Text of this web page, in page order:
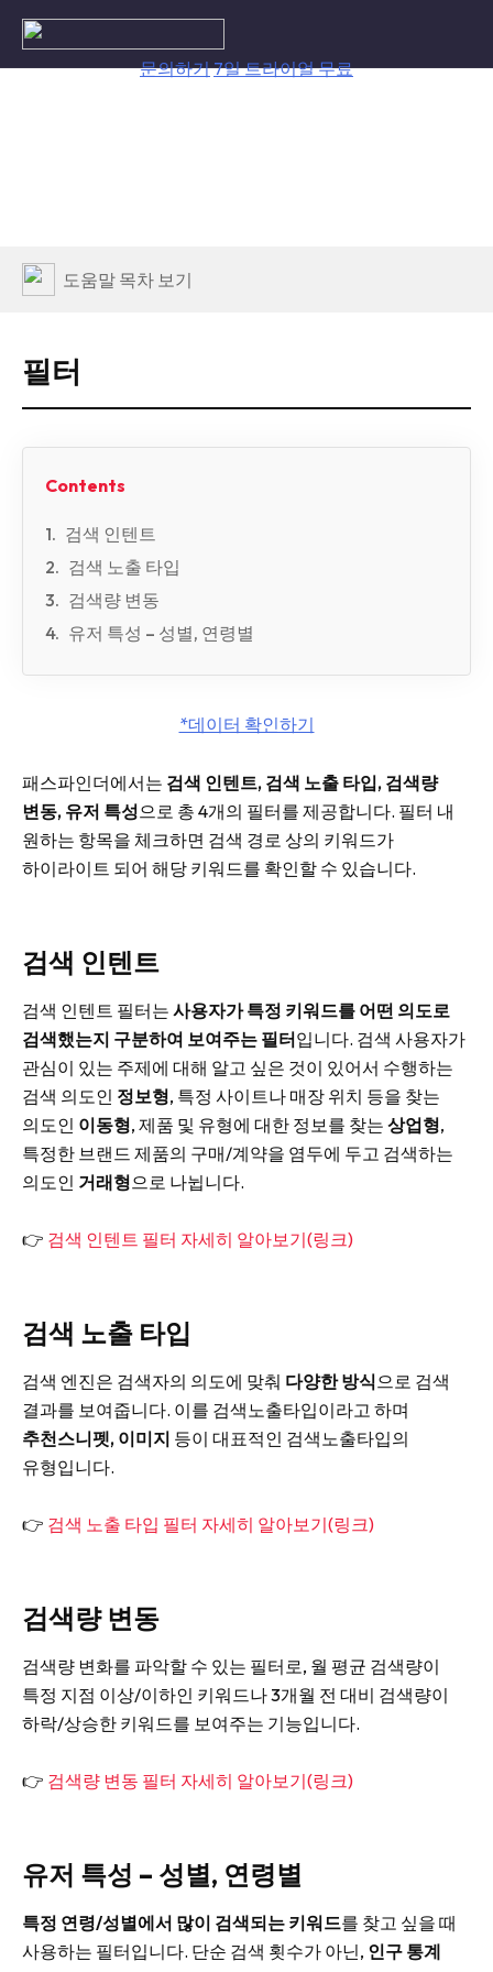
content
문의하기7일 트라이얼 무료
필터
Contents
검색 인텐트
검색 노출 타입
검색량 변동
유저 특성 – 성별, 연령별
*데이터 확인하기
패스파인더에서는 검색 인텐트, 검색 노출 타입, 검색량
변동, 유저 특성으로 총 4개의 필터를 제공합니다. 필터 내
원하는 항목을 체크하면 검색 경로 상의 키워드가
하이라이트 되어 해당 키워드를 확인할 수 있습니다.
검색 인텐트
검색 인텐트 필터는 사용자가 특정 키워드를 어떤 의도로
검색했는지 구분하여 보여주는 필터입니다. 검색 사용자가
관심이 있는 주제에 대해 알고 싶은 것이 있어서 수행하는
검색 의도인 정보형, 특정 사이트나 매장 위치 등을 찾는
의도인 이동형, 제품 및 유형에 대한 정보를 찾는 상업형,
특정한 브랜드 제품의 구매/계약을 염두에 두고 검색하는
의도인 거래형으로 나뉩니다.
👉 검색 인텐트 필터 자세히 알아보기(링크)
검색 노출 타입
검색 엔진은 검색자의 의도에 맞춰 다양한 방식으로 검색
결과를 보여줍니다. 이를 검색노출타입이라고 하며
추천스니펫, 이미지 등이 대표적인 검색노출타입의
유형입니다.
👉 검색 노출 타입 필터 자세히 알아보기(링크)
검색량 변동
검색량 변화를 파악할 수 있는 필터로, 월 평균 검색량이
특정 지점 이상/이하인 키워드나 3개월 전 대비 검색량이
하락/상승한 키워드를 보여주는 기능입니다.
👉 검색량 변동 필터 자세히 알아보기(링크)
유저 특성 – 성별, 연령별
특정 연령/성별에서 많이 검색되는 키워드를 찾고 싶을 때
사용하는 필터입니다. 단순 검색 횟수가 아닌, 인구 통계